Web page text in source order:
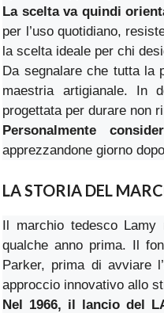
La scelta va quindi
per l’uso quotidiano,
la scelta ideale per chi
Da segnalare che tutta la
maestria artigianale. In
progettata per durare non
Personalmente
apprezzandone giorno
LA STORIA DEL
Il marchio tedesco Lamy
qualche anno prima. Il
Parker, prima di avviare
approccio innovativo allo
Nel 1966, il lancio del